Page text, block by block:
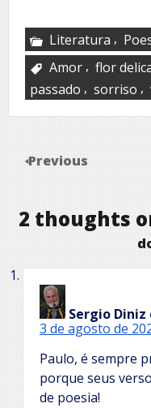
Literatura ,
Amor , flor
passado , sorriso ,
Previous
2 thoughts
Sergio Diniz
3 de agosto de
Paulo, é sempre
porque seus
de poesia!